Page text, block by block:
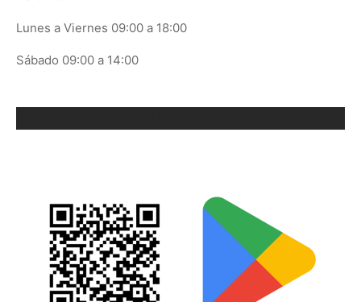
Lunes a Viernes 09:00 a 18:00
Sábado 09:00 a 14:00